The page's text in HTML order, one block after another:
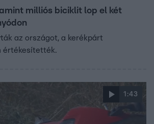
milliós biciklit lop el két
az országot, a kerékpárt
értékesítették.
1:43